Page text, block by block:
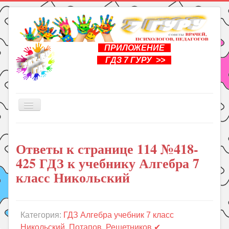
ПРИЛОЖЕНИЕ
ГДЗ 7 ГУРУ >>
Включить/
Книги
Рукоделие
Подготовка к школе
ГДЗ
Ответы к странице 114 №418-
425 ГДЗ к учебнику Алгебра 7
класс Никольский
Категория: ГДЗ Алгебра учебник 7 класс
Никольский, Потапов, Решетников ✔